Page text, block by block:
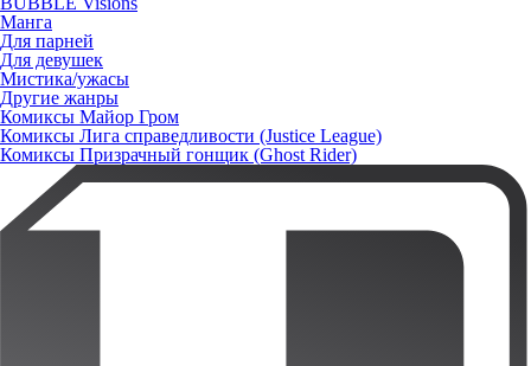
Манга
Для парней
Для девушек
Мистика/ужасы
Другие жанры
Комиксы Майор Гром
Комиксы Лига справедливости (Justice League)
Комиксы Призрачный гонщик (Ghost Rider)